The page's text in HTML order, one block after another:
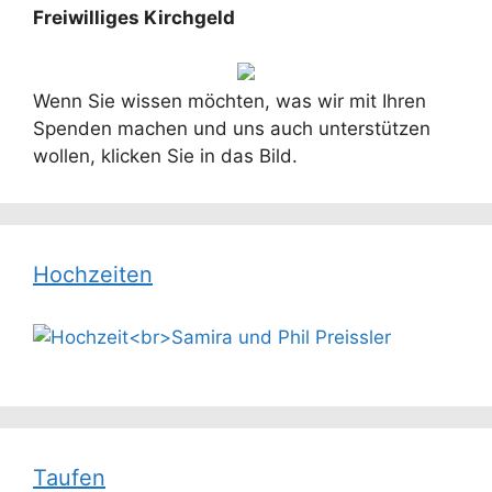
Freiwilliges Kirchgeld
Wenn Sie wissen möchten, was wir mit Ihren
Spenden machen und uns auch unterstützen
wollen, klicken Sie in das Bild.
Hochzeiten
Taufen